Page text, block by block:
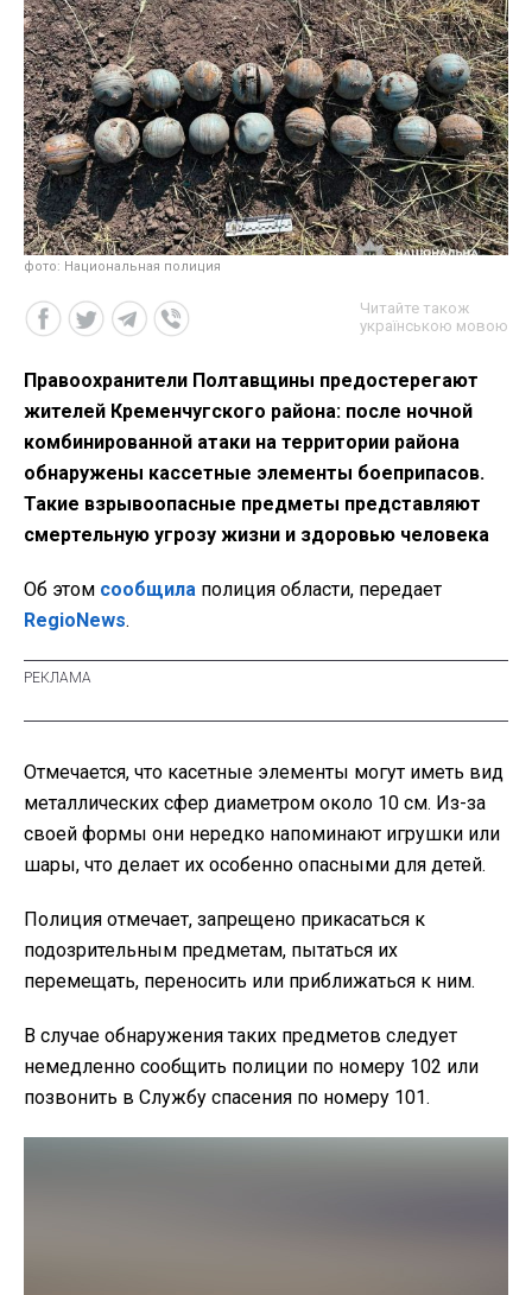
фото: Национальная полиция
Читайте також
українською мовою
Правоохранители Полтавщины предостерегают
жителей Кременчугского района: после ночной
комбинированной атаки на территории района
обнаружены кассетные элементы боеприпасов.
Такие взрывоопасные предметы представляют
смертельную угрозу жизни и здоровью человека
Об этом сообщила полиция области, передает
RegioNews.
Отмечается, что касетные элементы могут иметь вид
металлических сфер диаметром около 10 см. Из-за
своей формы они нередко напоминают игрушки или
шары, что делает их особенно опасными для детей.
Полиция отмечает, запрещено прикасаться к
подозрительным предметам, пытаться их
перемещать, переносить или приближаться к ним.
В случае обнаружения таких предметов следует
немедленно сообщить полиции по номеру 102 или
позвонить в Службу спасения по номеру 101.